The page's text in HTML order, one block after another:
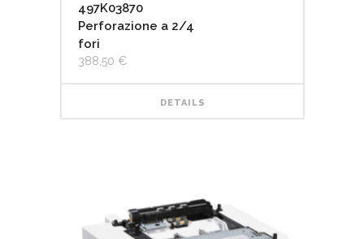
497K03870
Perforazione a 2/4
fori
388,50 €
DETAILS